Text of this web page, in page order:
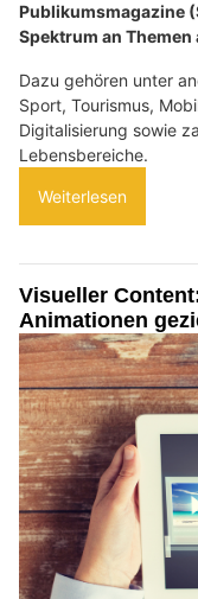
Publikumsmagazine
Spektrum an Themen
Dazu gehören unter
Sport, Tourismus,
Digitalisierung sowie
Lebensbereiche.
Weiterlesen
Visueller
Animationen